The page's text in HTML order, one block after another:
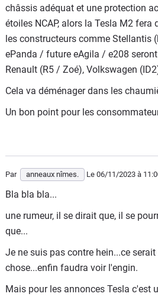
châssis adéquat et une protection
étoiles NCAP, alors la Tesla M2 fera
les constructeurs comme Stellantis
ePanda / future eAgila / e208
Renault (R5 / Zoé), Volkswagen
Cela va déménager dans les
Un bon point pour les
Par anneaux nîmes. Le 06/11/2023 à
Bla bla bla...
une rumeur, il se dirait que, il se
que...
Je ne suis pas contre hein...ce
chose...enfin faudra voir l'engin.
Mais pour les annonces Tesla c'est